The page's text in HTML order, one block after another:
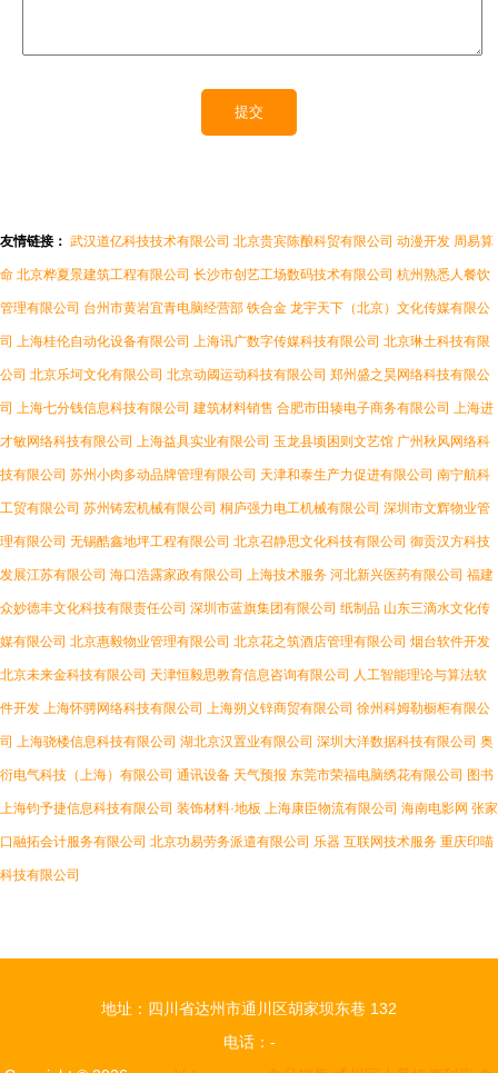
友情链接： 武汉道亿科技技术有限公司 北京贵宾陈酿科贸有限公司 动漫开发 周易算
命 北京桦夏景建筑工程有限公司 长沙市创艺工场数码技术有限公司 杭州熟悉人餐饮
管理有限公司 台州市黄岩宜青电脑经营部 铁合金 龙宇天下（北京）文化传媒有限公
司 上海桂伦自动化设备有限公司 上海讯广数字传媒科技有限公司 北京琳土科技有限
公司 北京乐坷文化有限公司 北京动阈运动科技有限公司 郑州盛之昊网络科技有限公
司 上海七分钱信息科技有限公司 建筑材料销售 合肥市田辏电子商务有限公司 上海进
才敏网络科技有限公司 上海益具实业有限公司 玉龙县顷困则文艺馆 广州秋风网络科
技有限公司 苏州小肉多动品牌管理有限公司 天津和泰生产力促进有限公司 南宁航科
工贸有限公司 苏州铸宏机械有限公司 桐庐强力电工机械有限公司 深圳市文辉物业管
理有限公司 无锡酷鑫地坪工程有限公司 北京召静思文化科技有限公司 御贡汉方科技
发展江苏有限公司 海口浩露家政有限公司 上海技术服务 河北新兴医药有限公司 福建
众妙德丰文化科技有限责任公司 深圳市蓝旗集团有限公司 纸制品 山东三滴水文化传
媒有限公司 北京惠毅物业管理有限公司 北京花之筑酒店管理有限公司 烟台软件开发
北京未来金科技有限公司 天津恒毅思教育信息咨询有限公司 人工智能理论与算法软
件开发 上海怀骋网络科技有限公司 上海朔义锌商贸有限公司 徐州科姆勒橱柜有限公
司 上海骁楼信息科技有限公司 湖北京汉置业有限公司 深圳大洋数据科技有限公司 奥
衍电气科技（上海）有限公司 通讯设备 天气预报 东莞市荣福电脑绣花有限公司 图书
上海钧予捷信息科技有限公司 装饰材料·地板 上海康臣物流有限公司 海南电影网 张家
口融拓会计服务有限公司 北京功易劳务派遣有限公司 乐器 互联网技术服务 重庆印喵
科技有限公司
地址：四川省达州市通川区胡家坝东巷 132
电话：-